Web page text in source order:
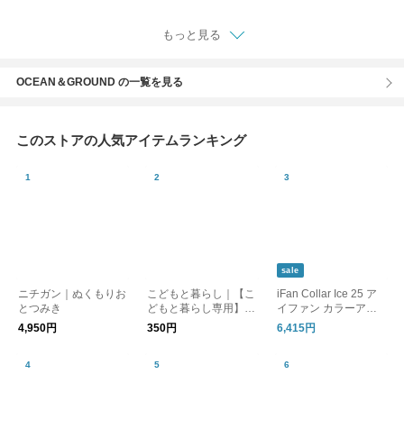
もっと見る
OCEAN＆GROUND の一覧を見る
このストアの人気アイテムランキング
ニチガン｜ぬくもりお
とつみき
4,950円
こどもと暮らし｜【こ
どもと暮らし専用】熨
斗(のし)ラッピング
350円
sale
iFan Collar Ice 25 ア
イファン カラーアイ
ス 25
6,415円